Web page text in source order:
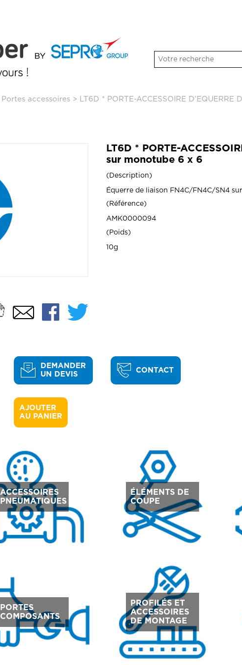
Portes accessoires > LT6D * PORTE-ACCESSOIRE
Imprimer
EmailFacebook
Twitter
LT6D * PORTE-
sur monotube 6 x 6
Description
Équerre de liaison FN4C/FN4C/SN4
Référence
AMK0000094
Poids
10g
DEMANDER
UN DEVIS
AJOUTER
AU PANIER
CONTACT
ACCESSOIRES
PNEUMATIQUES
ÉLÉMENTS DE
COUPE
PORTES
COMPOSANTS
PROFILÉS ET
ACCESSOIRES
DE MONTAGE